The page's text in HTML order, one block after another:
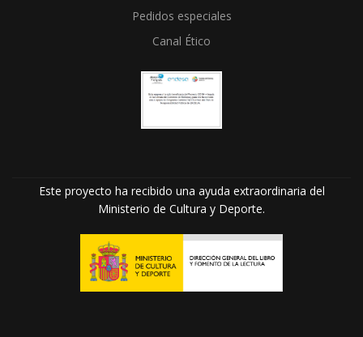
Pedidos especiales
Canal Ético
Este proyecto ha recibido una ayuda extraordinaria del
Ministerio de Cultura y Deporte.